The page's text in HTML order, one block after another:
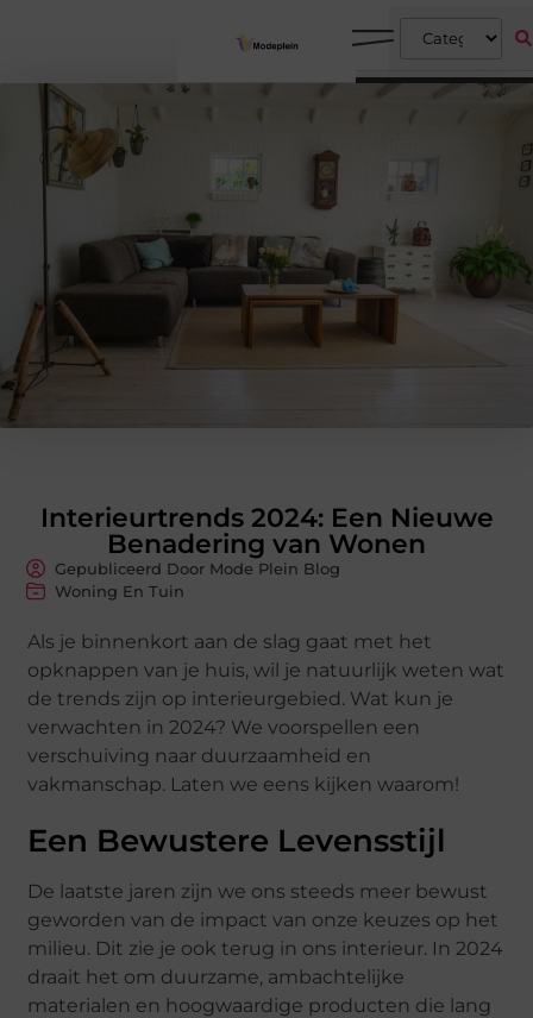
Interieurtrends 2024: Een Nieuwe
Benadering van Wonen
Gepubliceerd Door Mode Plein Blog
Woning En Tuin
Als je binnenkort aan de slag gaat met het
opknappen van je huis, wil je natuurlijk weten wat
de trends zijn op interieurgebied. Wat kun je
verwachten in 2024? We voorspellen een
verschuiving naar duurzaamheid en
vakmanschap. Laten we eens kijken waarom!
Een Bewustere Levensstijl
De laatste jaren zijn we ons steeds meer bewust
geworden van de impact van onze keuzes op het
milieu. Dit zie je ook terug in ons interieur. In 2024
draait het om duurzame, ambachtelijke
materialen en hoogwaardige producten die lang